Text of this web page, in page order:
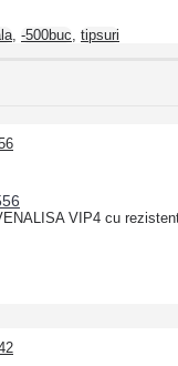
-500buc tipsuri
VIP4 cu